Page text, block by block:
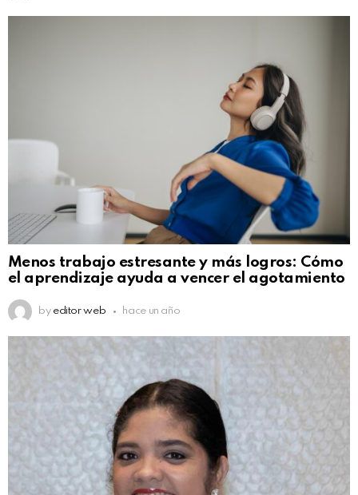
Menos trabajo estresante y más logros: Cómo
el aprendizaje ayuda a vencer el agotamiento
by editor web hace un año